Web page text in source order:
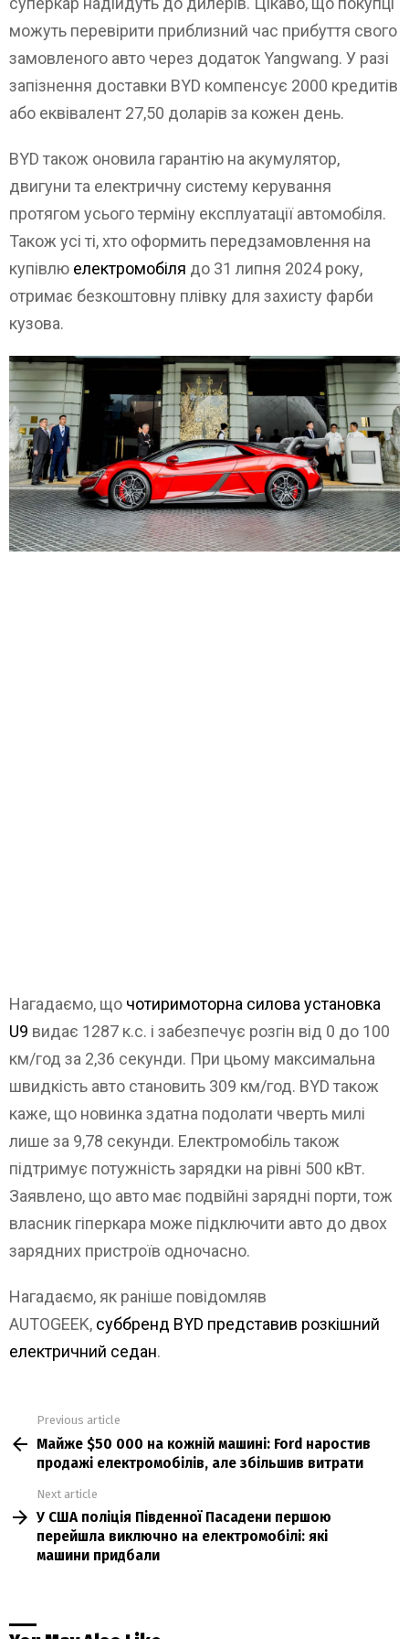
можуть перевірити приблизний час прибуття свого
замовленого авто через додаток Yangwang. У разі
запізнення доставки BYD компенсує 2000 кредитів
або еквівалент 27,50 доларів за кожен день.
BYD також оновила гарантію на акумулятор,
двигуни та електричну систему керування
протягом усього терміну експлуатації автомобіля.
Також усі ті, хто оформить передзамовлення на
купівлю електромобіля до 31 липня 2024 року,
отримає безкоштовну плівку для захисту фарби
кузова.
Нагадаємо, що чотиримоторна силова установка
U9 видає 1287 к.с. і забезпечує розгін від 0 до 100
км/год за 2,36 секунди. При цьому максимальна
швидкість авто становить 309 км/год. BYD також
каже, що новинка здатна подолати чверть милі
лише за 9,78 секунди. Електромобіль також
підтримує потужність зарядки на рівні 500 кВт.
Заявлено, що авто має подвійні зарядні порти, тож
власник гіперкара може підключити авто до двох
зарядних пристроїв одночасно.
Нагадаємо, як раніше повідомляв
AUTOGEEK, суббренд BYD представив розкішний
електричний седан.
more
Previous article
Майже $50 000 на кожній машині: Ford наростив
продажі електромобілів, але збільшив витрати
Next article
У США поліція Південної Пасадени першою
перейшла виключно на електромобілі: які
машини придбали